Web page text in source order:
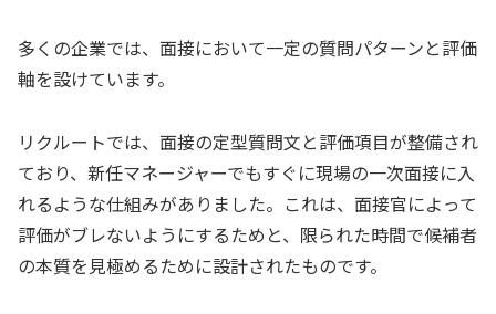
多くの企業では、面接において一定の質問パターンと評価
軸を設けています。
リクルートでは、面接の定型質問文と評価項目が整備され
ており、新任マネージャーでもすぐに現場の一次面接に入
れるような仕組みがありました。これは、面接官によって
評価がブレないようにするためと、限られた時間で候補者
の本質を見極めるために設計されたものです。